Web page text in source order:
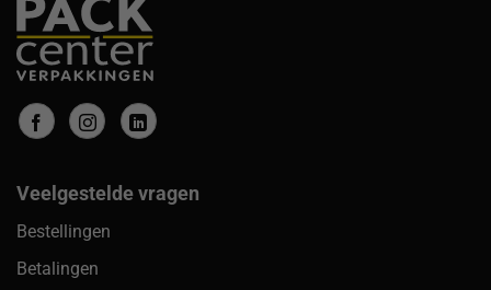
Veelgestelde vragen
Bestellingen
Betalingen